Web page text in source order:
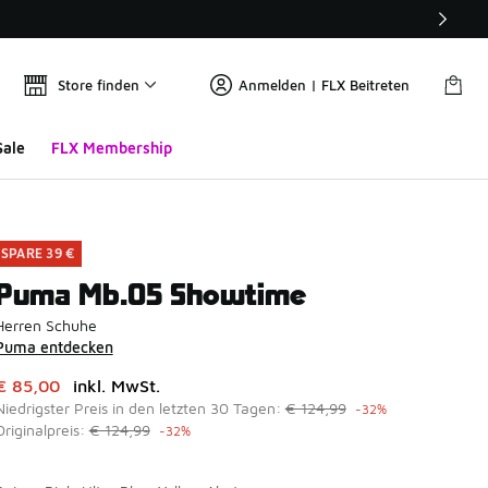
Store finden Anmelden | FLX Beitreten
FLX Membership
SPARE 39 €
Mb.05 Showtime
Schuhe
entdecken
Artikel ist im Sale. Der Preis ist von auf € 85,00
85,00 inkl. MwSt.
Preis in den letzten 30 Tagen:€ 124,99 -32%
€ 124,99 -32%